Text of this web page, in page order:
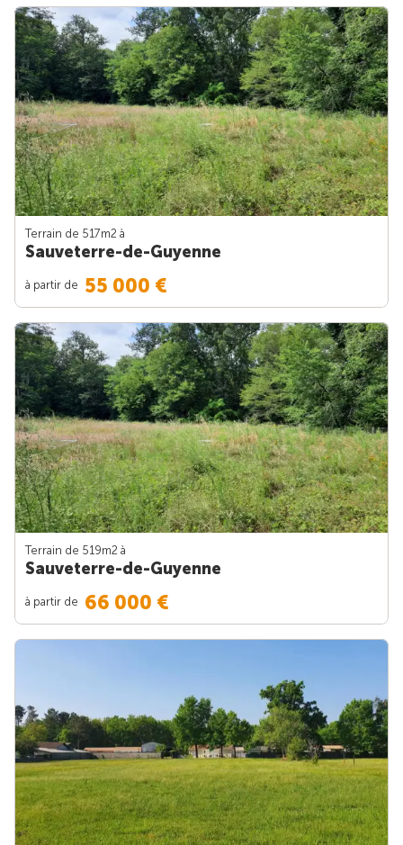
Terrain de 517m2 à
Sauveterre-de-Guyenne
à partir de 55 000 €
Terrain de 519m2 à
Sauveterre-de-Guyenne
à partir de 66 000 €